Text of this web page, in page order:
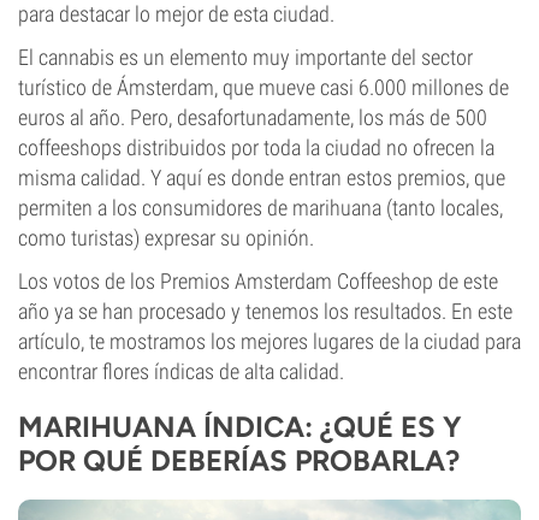
para destacar lo mejor de esta ciudad.
El cannabis es un elemento muy importante del sector
turístico de Ámsterdam, que mueve casi 6.000 millones de
euros al año. Pero, desafortunadamente, los más de 500
coffeeshops distribuidos por toda la ciudad no ofrecen la
misma calidad. Y aquí es donde entran estos premios, que
permiten a los consumidores de marihuana (tanto locales,
como turistas) expresar su opinión.
Los votos de los Premios Amsterdam Coffeeshop de este
año ya se han procesado y tenemos los resultados. En este
artículo, te mostramos los mejores lugares de la ciudad para
encontrar flores índicas de alta calidad.
MARIHUANA ÍNDICA: ¿QUÉ ES Y
POR QUÉ DEBERÍAS PROBARLA?